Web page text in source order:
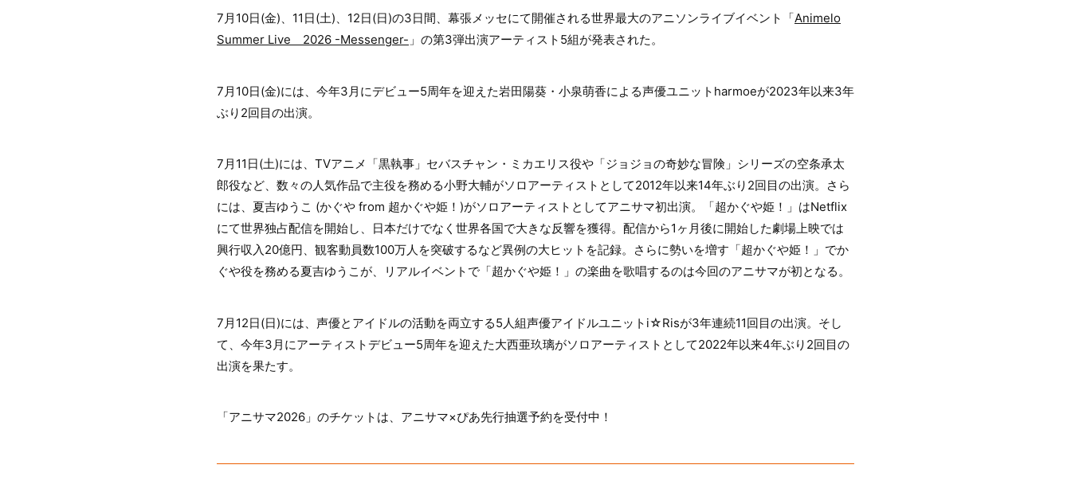
7月10日(金)、11日(土)、12日(日)の3日間、幕張メッセにて開催される世界最大のアニソンライブイベント「Animelo
Summer Live 2026 -Messenger- 」の第3弾出演アーティスト5組が発表された。
7月10日(金)には、今年3月にデビュー5周年を迎えた岩田陽葵・小泉萌香による声優ユニットharmoeが2023年以来3年
ぶり2回目の出演。
7月11日(土)には、TVアニメ「黒執事」セバスチャン・ミカエリス役や「ジョジョの奇妙な冒険」シリーズの空条承太
郎役など、数々の人気作品で主役を務める小野大輔がソロアーティストとして2012年以来14年ぶり2回目の出演。さら
には、夏吉ゆうこ (かぐや from 超かぐや姫！)がソロアーティストとしてアニサマ初出演。「超かぐや姫！」はNetflix
にて世界独占配信を開始し、日本だけでなく世界各国で大きな反響を獲得。配信から1ヶ月後に開始した劇場上映では
興行収入20億円、観客動員数100万人を突破するなど異例の大ヒットを記録。さらに勢いを増す「超かぐや姫！」でか
ぐや役を務める夏吉ゆうこが、リアルイベントで「超かぐや姫！」の楽曲を歌唱するのは今回のアニサマが初となる。
7月12日(日)には、声優とアイドルの活動を両立する5人組声優アイドルユニットi☆Risが3年連続11回目の出演。そし
て、今年3月にアーティストデビュー5周年を迎えた大西亜玖璃がソロアーティストとして2022年以来4年ぶり2回目の
出演を果たす。
「アニサマ2026」のチケットは、アニサマ×ぴあ先行抽選予約を受付中！